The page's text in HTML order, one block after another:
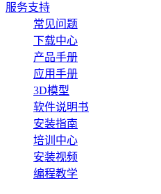
服务支持
常见问题
下载中心
产品手册
应用手册
3D模型
软件说明书
安装指南
培训中心
安装视频
编程教学